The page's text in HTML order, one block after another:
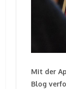
Mit der
Blog